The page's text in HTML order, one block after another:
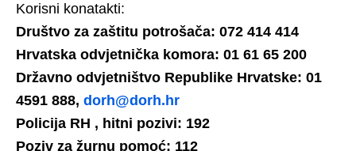
Korisni konatakti:
Društvo za zaštitu potrošača: 072 414 414
Hrvatska odvjetnička komora: 01 61 65 200
Državno odvjetništvo Republike Hrvatske: 01
4591 888, dorh@dorh.hr
Policija RH , hitni pozivi: 192
Poziv za žurnu pomoć: 112